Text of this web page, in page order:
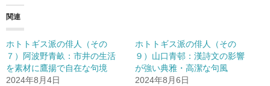
関連
ホトトギス派の俳人（その
７）阿波野青畝：市井の生活
を素材に鷹揚で自在な句境
2024年8月4日
ホトトギス派の俳人（その
９）山口青邨：漢詩文の影響
が強い典雅・高潔な句風
2024年8月6日